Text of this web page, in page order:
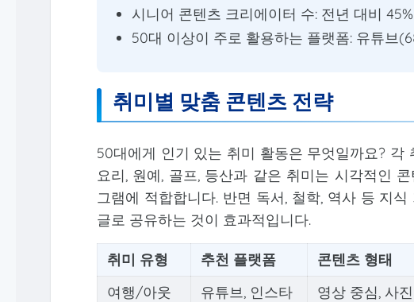
시니어 콘텐츠 크리에이터 수: 전년 대비
50대 이상이 주로 활용하는 플랫폼: 유튜브
취미별 맞춤 콘텐츠 전략
50대에게 인기 있는 취미 활동은 무엇일까요? 각
요리, 원예, 골프, 등산과 같은 취미는 시각적인
그램에 적합합니다. 반면 독서, 철학, 역사 등 지
글로 공유하는 것이 효과적입니다.
취미 유형 추천 플랫폼 콘텐츠 형태
여행/아웃
유튜브, 인스타
영상 중심, 사